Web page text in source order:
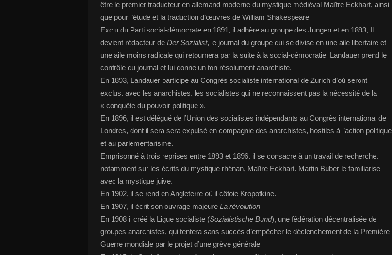
être le premier traducteur en allemand moderne du mystique médiéval Maître Eckhart, ainsi
que pour l’étude et la traduction d’œuvres de William Shakespeare.
Exclu du Parti social-démocrate en 1891, il adhère au groupe des Jungen et en 1893, Il
devient rédacteur de Der Sozialist, le journal du groupe qui se divise en une aile libertaire et
une aile moins radicale qui retournera par la suite à la social-démocratie. Landauer prend le
contrôle du journal et lui donne un ton résolument anarchiste.
En 1893, Landauer participe au Congrès socialiste international de Zurich d’où seront
exclus, avec les anarchistes, les socialistes qui ne reconnaissent pas la nécessité de la
« conquête du pouvoir politique ».
En 1896, il est délégué de l’Union des socialistes indépendants au Congrès international de
Londres, dont il sera sera expulsé en compagnie des anarchistes, hostiles à l’action politique
et au parlementarisme.
Emprisonné à trois reprises entre 1893 et 1896, il se consacre à un travail de recherche,
notamment sur les écrits du mystique rhénan, Maître Eckhart. Martin Buber le familiarise
avec la mystique juive.
En 1902, il se rend en Angleterre où il côtoie Kropotkine.
En 1907, il écrit son ouvrage majeure La révolution
En 1908 il créé la Ligue socialiste (Sozialistische Bund), une fédération décentralisée de
groupes anarchistes, qui tentera sans succès d’empêcher le déclenchement de la Première
Guerre mondiale par le projet d’une grève générale.